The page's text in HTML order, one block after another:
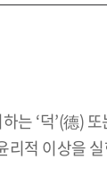
는 ‘덕’(德)
적 이상을